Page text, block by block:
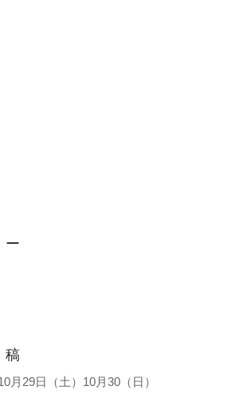
29日（土）10月30（日）